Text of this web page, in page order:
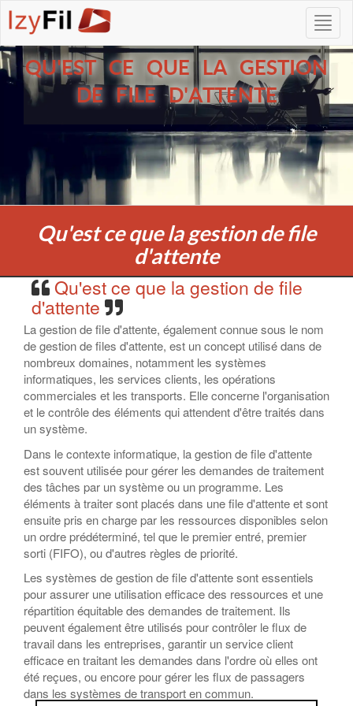
QU'EST CE QUE LA GESTION
DE FILE D'ATTENTE
Qu'est ce que la gestion de file
d'attente
Qu'est ce que la gestion de file
d'attente
La gestion de file d'attente, également connue sous le nom
de gestion de files d'attente, est un concept utilisé dans de
nombreux domaines, notamment les systèmes
informatiques, les services clients, les opérations
commerciales et les transports. Elle concerne l'organisation
et le contrôle des éléments qui attendent d'être traités dans
un système.
Dans le contexte informatique, la gestion de file d'attente
est souvent utilisée pour gérer les demandes de traitement
des tâches par un système ou un programme. Les
éléments à traiter sont placés dans une file d'attente et sont
ensuite pris en charge par les ressources disponibles selon
un ordre prédéterminé, tel que le premier entré, premier
sorti (FIFO), ou d'autres règles de priorité.
Les systèmes de gestion de file d'attente sont essentiels
pour assurer une utilisation efficace des ressources et une
répartition équitable des demandes de traitement. Ils
peuvent également être utilisés pour contrôler le flux de
travail dans les entreprises, garantir un service client
efficace en traitant les demandes dans l'ordre où elles ont
été reçues, ou encore pour gérer les flux de passagers
dans les systèmes de transport en commun.